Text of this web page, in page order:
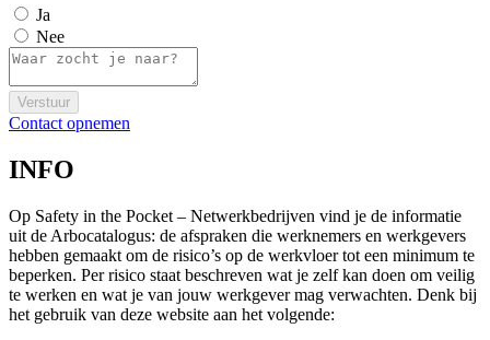
Ja
Nee
Verstuur
Contact opnemen
INFO
Op Safety in the Pocket – Netwerkbedrijven vind je de informatie
uit de Arbocatalogus: de afspraken die werknemers en werkgevers
hebben gemaakt om de risico’s op de werkvloer tot een minimum te
beperken. Per risico staat beschreven wat je zelf kan doen om veilig
te werken en wat je van jouw werkgever mag verwachten. Denk bij
het gebruik van deze website aan het volgende: